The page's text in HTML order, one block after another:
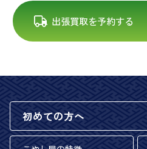
出張買取を予約する
初めての方へ